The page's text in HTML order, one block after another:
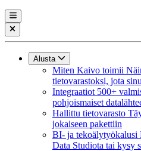
Alusta
Miten Kaivo toimii
tietovarastoksi, jota
Integraatiot 500+
pohjoismaiset
Hallittu tietovarasto
jokaiseen pakettiin
BI- ja tekoälytyökalusi
Data Studiota tai kysy